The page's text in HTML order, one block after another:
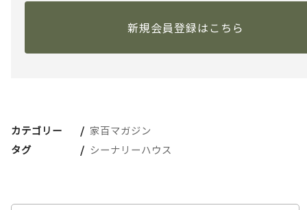
新規会員登録はこちら
カテゴリー
家百マガジン
タグ
シーナリーハウス